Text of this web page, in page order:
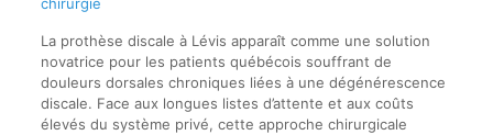
La prothèse discale à Lévis apparaît comme une solution
novatrice pour les patients québécois souffrant de
douleurs dorsales chroniques liées à une dégénérescence
discale. Face aux longues listes d’attente et aux coûts
élevés du système privé, cette approche chirurgicale